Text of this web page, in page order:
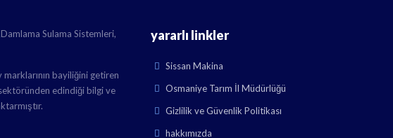
Sulama Sistemleri,
bayiliğini getiren
edindiği bilgi ve
yararlı linkler
Sissan Makina
Osmaniye Tarım İl Müdürlüğü
Gizlilik ve Güvenlik Politikası
hakkımızda